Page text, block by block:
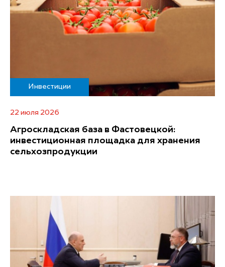
Инвестиции
22 июля 2026
Агроскладская база в Фастовецкой:
инвестиционная площадка для хранения
сельхозпродукции